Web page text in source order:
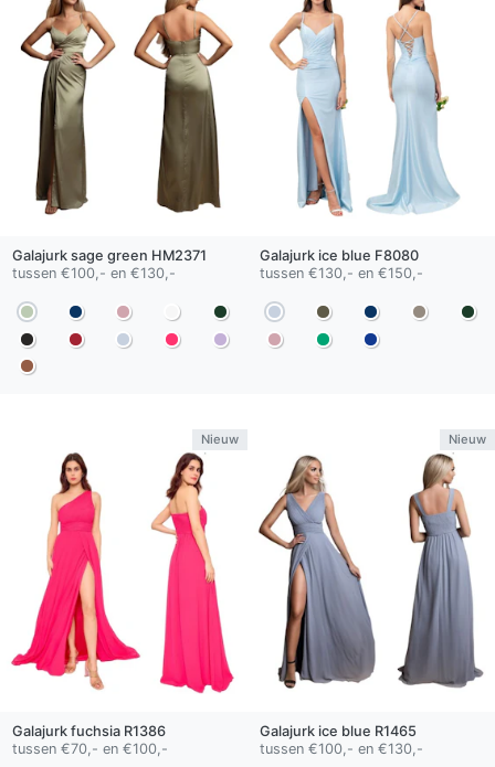
Galajurk sage green HM2371
tussen €100,- en €130,-
Galajurk ice blue F8080
tussen €130,- en €150,-
Nieuw
Galajurk fuchsiaR1386
tussen €70,- en €100,-
Nieuw
Galajurk ice blue R1465
tussen €100,- en €130,-